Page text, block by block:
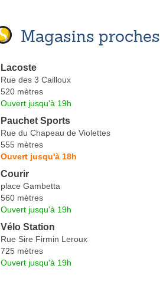
Magasins proches
Lacoste
Rue des 3 Cailloux
520 mètres
Ouvert jusqu'à 19h
Pauchet Sports
Rue du Chapeau de Violettes
555 mètres
Ouvert jusqu'à 18h
Courir
place Gambetta
560 mètres
Ouvert jusqu'à 19h
Vélo Station
Rue Sire Firmin Leroux
725 mètres
Ouvert jusqu'à 19h